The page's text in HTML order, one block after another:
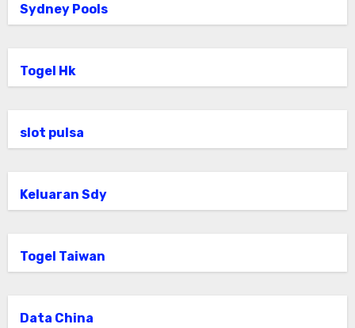
Sydney Pools
Togel Hk
slot pulsa
Keluaran Sdy
Togel Taiwan
Data China